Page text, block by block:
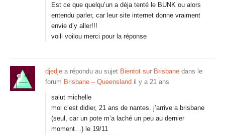
Est ce que quelqu’un a déja tenté le BUNK ou alors
entendu parler, car leur site internet donne vraiment
envie d’y aller!!!
voili voilou merci pour la réponse
djedje a répondu au sujet Bientot sur Brisbane dans le
forum Brisbane – Queensland il y a 21 ans
salut michelle
moi c’est didier, 21 ans de nantes. j’arrive a brisbane
(seul, car un pote m’a laché un peu au dernier
moment…) le 19/11